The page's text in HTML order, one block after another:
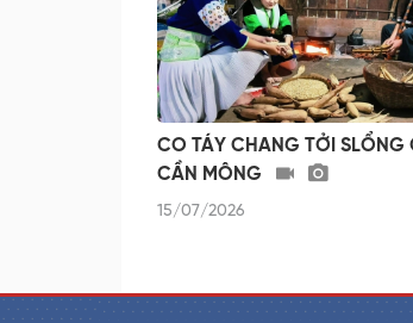
CO TÁY CHANG TỞI SLỔNG
CẦN MÔNG
15/07/2026